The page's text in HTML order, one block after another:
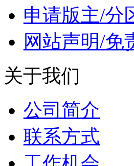
申请版主/分
网站声明/免
关于我们
公司简介
联系方式